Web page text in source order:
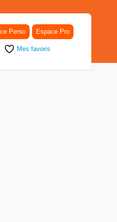
Perso Espace Pro
Mes favoris